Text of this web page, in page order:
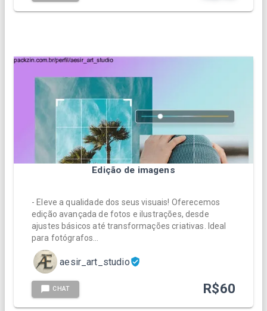
Edição de imagens
- Eleve a qualidade dos seus visuais! Oferecemos
edição avançada de fotos e ilustrações, desde
ajustes básicos até transformações criativas. Ideal
para fotógrafos…
aesir_art_studio
CHAT R$60